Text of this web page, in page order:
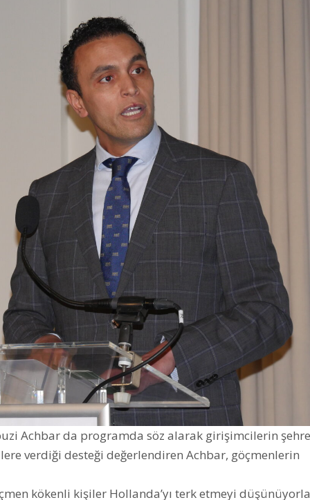
Achbar da programda söz alarak girişimcilerin şehre
verdiği desteği değerlendiren Achbar, göçmenlerin
kökenli kişiler Hollanda’yı terk etmeyi